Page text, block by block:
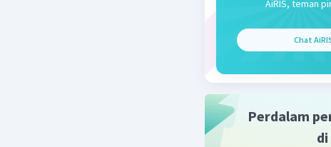
= 5√3 ×
= 90
√a x √a = a
a√b x c√b =
AiRIS, teman
Chat
Perdalam
di